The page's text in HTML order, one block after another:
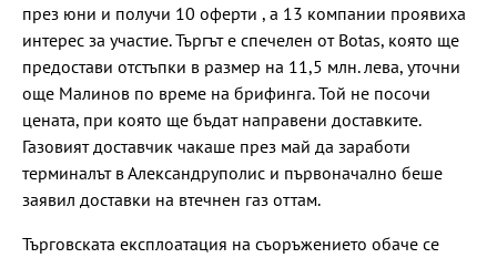
през юни и получи 10 оферти , а 13 компании проявиха
интерес за участие. Търгът е спечелен от Botas, която ще
предостави отстъпки в размер на 11,5 млн. лева, уточни
още Малинов по време на брифинга. Той не посочи
цената, при която ще бъдат направени доставките.
Газовият доставчик чакаше през май да заработи
терминалът в Александруполис и първоначално беше
заявил доставки на втечнен газ оттам.
Търговската експлоатация на съоръжението обаче се